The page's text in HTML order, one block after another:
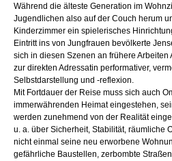
Während die älteste Generation im
Jugendlichen also auf der Couch herum
Kinderzimmer ein spielerisches
Eintritt ins von Jungfrauen bevölkerte
sich in diesen Szenen an frühere
zur direkten Adressatin performativer,
Selbstdarstellung und -reflexion.
Mit Fortdauer der Reise muss sich auch
immerwährenden Heimat eingestehen,
werden zunehmend von der Realität
u. a. über Sicherheit, Stabilität, räumliche
nicht einmal seine neu erworbene
gefährliche Baustellen, zerbombte